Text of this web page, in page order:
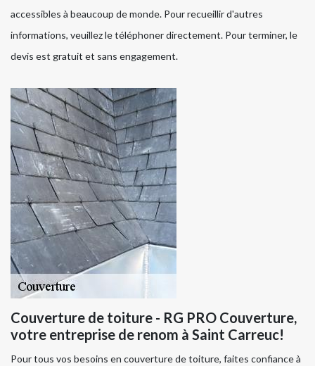
accessibles à beaucoup de monde. Pour recueillir d'autres
informations, veuillez le téléphoner directement. Pour terminer, le
devis est gratuit et sans engagement.
Couverture de toiture - RG PRO Couverture,
votre entreprise de renom à Saint Carreuc!
Pour tous vos besoins en couverture de toiture, faites confiance à